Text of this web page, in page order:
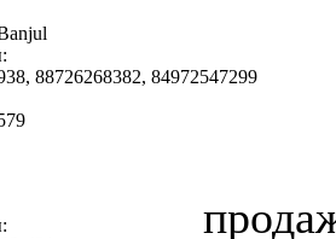
88726268382, 84972547299